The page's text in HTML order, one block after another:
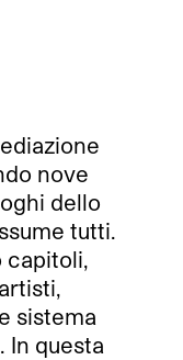
nove
dello
tutti.
capitoli,
sistema
In questa